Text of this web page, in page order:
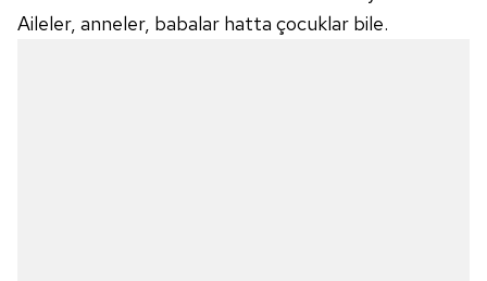
Aileler, anneler, babalar hatta çocuklar bile.